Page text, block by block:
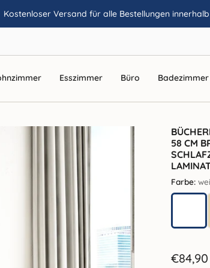
Kostenloser Versand für alle Bestellungen
Esszimmer Büro Badezimmer
58 CM
Farbe:
Prix
€84,90